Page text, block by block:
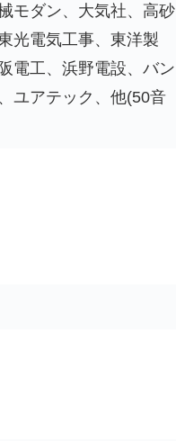
モダン、大気社、高砂
光電気工事、東洋製
電工、浜野電設、バン
ユアテック、他(50音